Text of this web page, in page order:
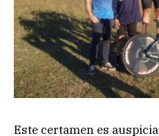
Este certamen es